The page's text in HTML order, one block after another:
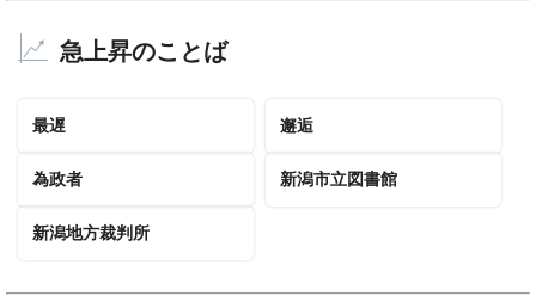
急上昇のことば
最遅 邂逅
為政者 新潟市立図書館
新潟地方裁判所